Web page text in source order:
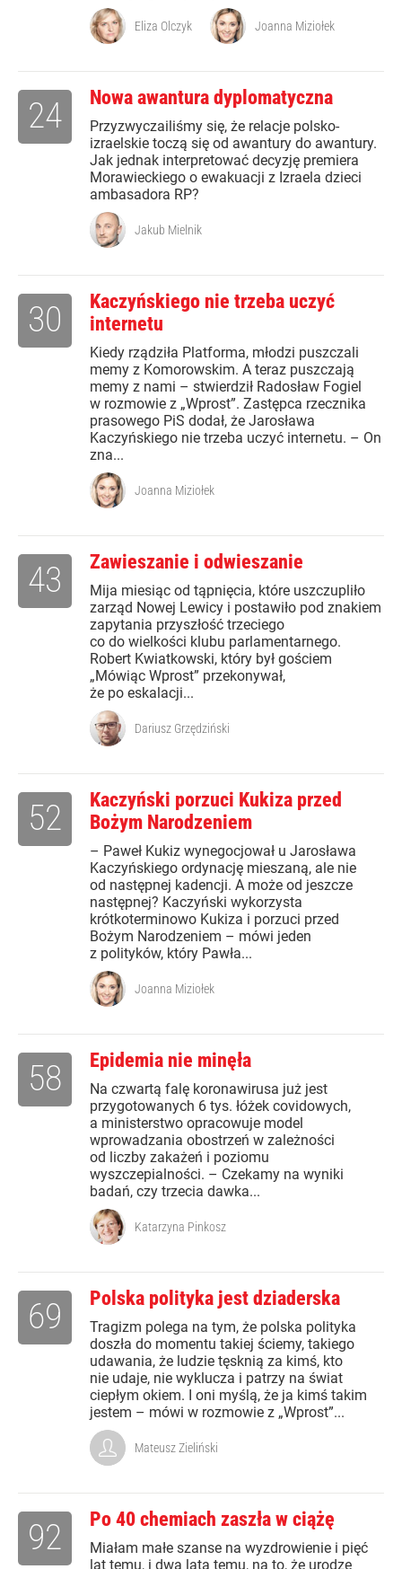
Eliza Olczyk Joanna Miziołek
Nowa awantura dyplomatyczna
Przyzwyczailiśmy się, że relacje polsko-
izraelskie toczą się od awantury do awantury.
Jak jednak interpretować decyzję premiera
Morawieckiego o ewakuacji z Izraela dzieci
ambasadora RP?
24
Jakub Mielnik
Kaczyńskiego nie trzeba uczyć
internetu
Kiedy rządziła Platforma, młodzi puszczali
memy z Komorowskim. A teraz puszczają
memy z nami – stwierdził Radosław Fogiel
w rozmowie z „Wprost”. Zastępca rzecznika
prasowego PiS dodał, że Jarosława
Kaczyńskiego nie trzeba uczyć internetu. – On
zna...
30
Joanna Miziołek
Zawieszanie i odwieszanie
Mija miesiąc od tąpnięcia, które uszczupliło
zarząd Nowej Lewicy i postawiło pod znakiem
zapytania przyszłość trzeciego
co do wielkości klubu parlamentarnego.
Robert Kwiatkowski, który był gościem
„Mówiąc Wprost” przekonywał,
że po eskalacji...
43
Dariusz Grzędziński
Kaczyński porzuci Kukiza przed
Bożym Narodzeniem
– Paweł Kukiz wynegocjował u Jarosława
Kaczyńskiego ordynację mieszaną, ale nie
od następnej kadencji. A może od jeszcze
następnej? Kaczyński wykorzysta
krótkoterminowo Kukiza i porzuci przed
Bożym Narodzeniem – mówi jeden
z polityków, który Pawła...
52
Joanna Miziołek
Epidemia nie minęła
Na czwartą falę koronawirusa już jest
przygotowanych 6 tys. łóżek covidowych,
a ministerstwo opracowuje model
wprowadzania obostrzeń w zależności
od liczby zakażeń i poziomu
wyszczepialności. – Czekamy na wyniki
badań, czy trzecia dawka...
58
Katarzyna Pinkosz
Polska polityka jest dziaderska
Tragizm polega na tym, że polska polityka
doszła do momentu takiej ściemy, takiego
udawania, że ludzie tęsknią za kimś, kto
nie udaje, nie wyklucza i patrzy na świat
ciepłym okiem. I oni myślą, że ja kimś takim
jestem – mówi w rozmowie z „Wprost”...
69
Mateusz Zieliński
Po 40 chemiach zaszła w ciążę
Miałam małe szanse na wyzdrowienie i pięć
lat temu, i dwa lata temu, na to, że urodzę
92